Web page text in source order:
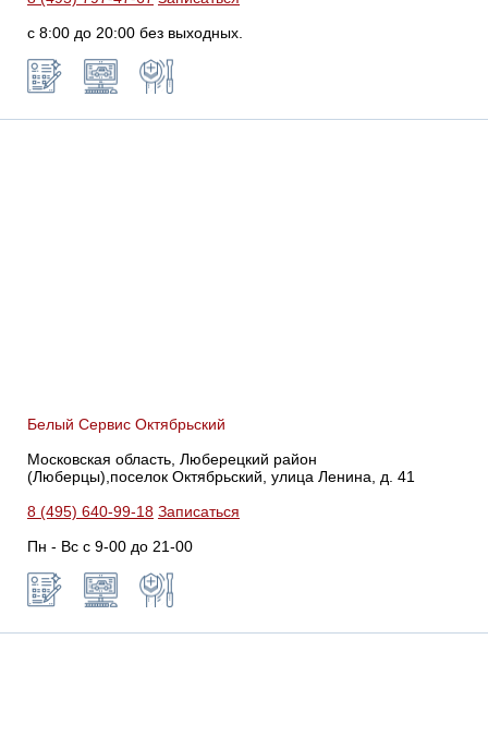
с 8:00 до 20:00 без выходных.
Белый Сервис Октябрьский
Московская область, Люберецкий район
(Люберцы),поселок Октябрьский, улица Ленина, д. 41
8 (495) 640-99-18 Записаться
Пн - Вс с 9-00 до 21-00